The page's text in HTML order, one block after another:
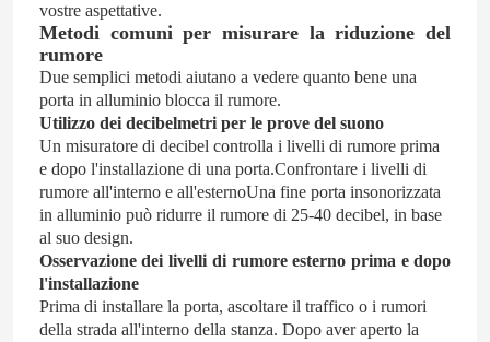
vostre aspettative.
Metodi comuni per misurare la riduzione del
rumore
Due semplici metodi aiutano a vedere quanto bene una
porta in alluminio blocca il rumore.
Utilizzo dei decibelmetri per le prove del suono
Un misuratore di decibel controlla i livelli di rumore prima
e dopo l'installazione di una porta.Confrontare i livelli di
rumore all'interno e all'esternoUna fine porta insonorizzata
in alluminio può ridurre il rumore di 25-40 decibel, in base
al suo design.
Osservazione dei livelli di rumore esterno prima e dopo
l'installazione
Prima di installare la porta, ascoltare il traffico o i rumori
della strada all'interno della stanza. Dopo aver aperto la